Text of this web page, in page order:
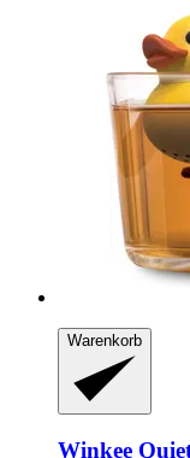
Warenkorb
Winkee